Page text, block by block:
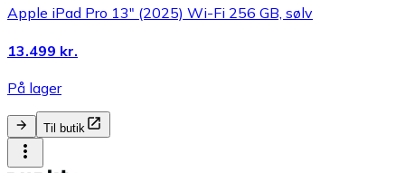
Apple iPad Pro 13" (2025) Wi-Fi 256 GB, sølv
13.499 kr.
På lager
Til butik